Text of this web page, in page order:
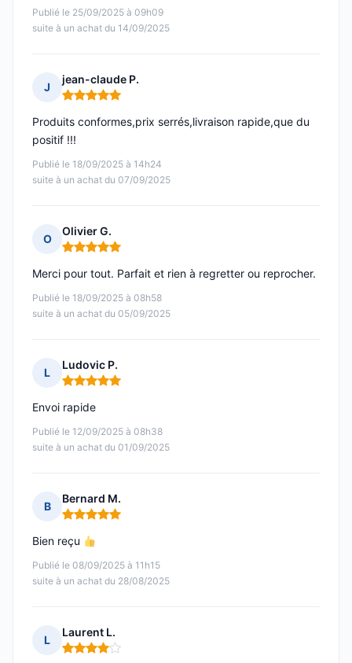
Publié le 25/09/2025 à 09h09
suite à un achat du 14/09/2025
J
jean-claude P.
Note : 5 sur 5
Publié le 18/09/2025 à 14h24
suite à un achat du 07/09/2025
Produits conformes,prix serrés,livraison rapide,que du
positif !!!
O
Olivier G.
Note : 5 sur 5
Publié le 18/09/2025 à 08h58
suite à un achat du 05/09/2025
Merci pour tout. Parfait et rien à regretter ou reprocher.
L
Ludovic P.
Note : 5 sur 5
Publié le 12/09/2025 à 08h38
suite à un achat du 01/09/2025
Envoi rapide
B
Bernard M.
Note : 5 sur 5
Publié le 08/09/2025 à 11h15
suite à un achat du 28/08/2025
Bien reçu
L
Laurent L.
Note : 4 sur 5